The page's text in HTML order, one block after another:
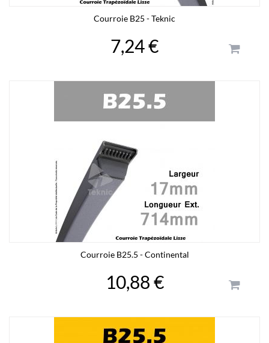
Courroie B25 - Teknic
7,24 €
Courroie B25.5 - Continental
10,88 €